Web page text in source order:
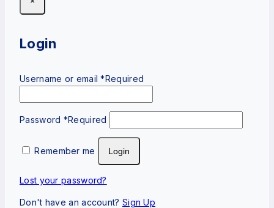
Login
Username or email*Required
Password *Required
Remember me Login
Lost your password?
Don't have an account? Sign Up